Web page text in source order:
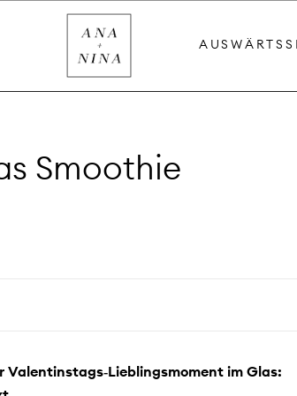
AUSWÄRTS
Smoothie
Valentinstags‑Lieblingsmoment im Glas: